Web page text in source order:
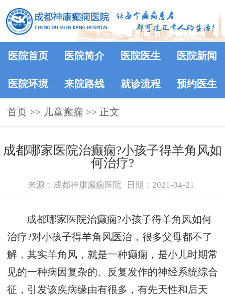
医院首页 医院简介 医院医生 医院新闻
医院环境 来院路线 就诊流程 预约医生
首页 >> 儿童癫痫 >> 正文
成都哪家医院治癫痫?小孩子得羊角风如
何治疗?
来源：成都神康癫痫医院 日期：2021-04-21
成都哪家医院治癫痫?小孩子得羊角风如何
治疗?对小孩子得羊角风医治，很多父母都不了
解，其实羊角风，就是一种癫痫，是小儿时期常
见的一种病因复杂的、反复发作的神经系统综合
征，引发该疾病缘由有很多，有先天性和后天